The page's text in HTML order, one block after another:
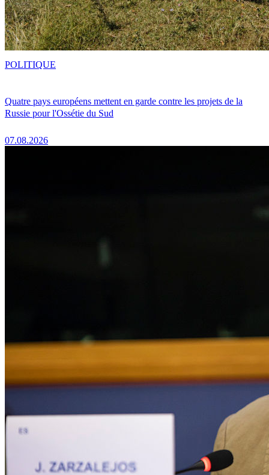
Quatre pays européens mettent en garde contre les projets de la
Russie pour l'Ossétie du Sud
07.08.2026
POLITIQUE